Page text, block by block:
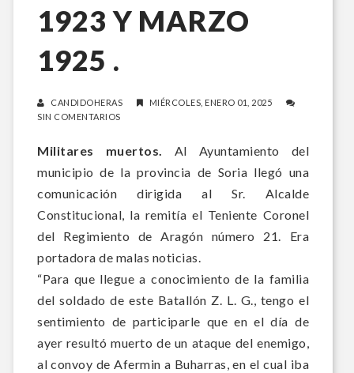
1923 Y MARZO
1925 .
CANDIDOHERAS
MIÉRCOLES, ENERO 01, 2025
SIN COMENTARIOS
Militares muertos.
Al Ayuntamiento del
municipio de la provincia de Soria llegó una
comunicación dirigida al Sr. Alcalde
Constitucional, la remitía el Teniente Coronel
del Regimiento de Aragón número 21. Era
portadora de malas noticias.
“Para que llegue a conocimiento de la familia
del soldado de este Batallón Z. L. G., tengo el
sentimiento de participarle que en el día de
ayer resultó muerto de un ataque del enemigo,
al convoy de Afermin a Buharras, en el cual iba